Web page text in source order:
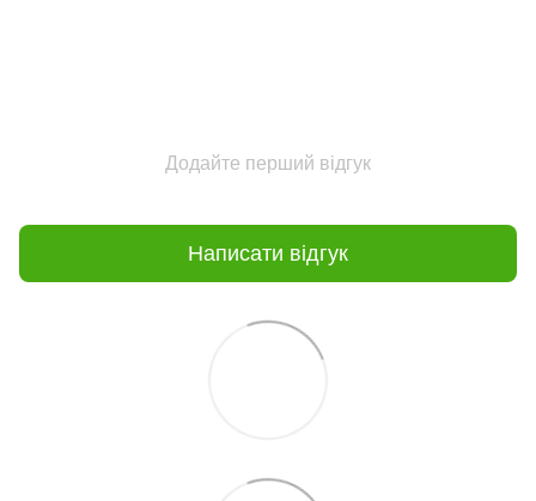
Додайте перший відгук
Написати відгук